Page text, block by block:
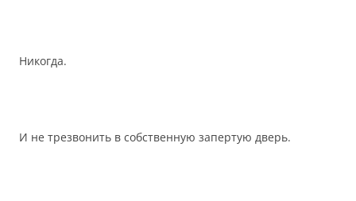
Никогда.
И не трезвонить в собственную запертую дверь.